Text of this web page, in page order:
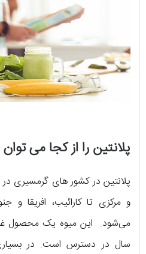
پلانتین را از کجا می
پلانتین در کشور های گرمسیری در
و مرکزی تا کارائیب، افریقا
می‌شود. این میوه یک محصول
سال در دسترس است. در